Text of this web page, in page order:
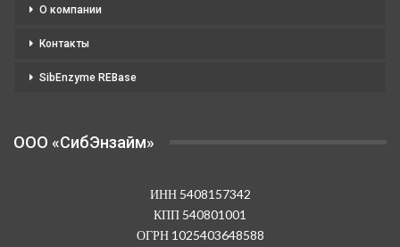
О компании
Контакты
SibEnzyme REBase
OOO «СибЭнзайм»
ИНН 5408157342
КПП 540801001
ОГРН 1025403648588